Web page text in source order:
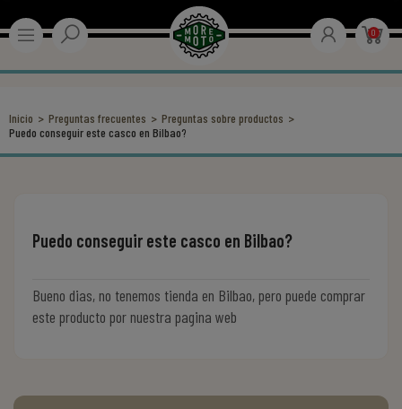
0
Inicio Preguntas frecuentes
Preguntas sobre productos
Puedo conseguir este casco en Bilbao?
Puedo conseguir este casco en Bilbao?
Bueno dias, no tenemos tienda en Bilbao, pero puede comprar
este producto por nuestra pagina web